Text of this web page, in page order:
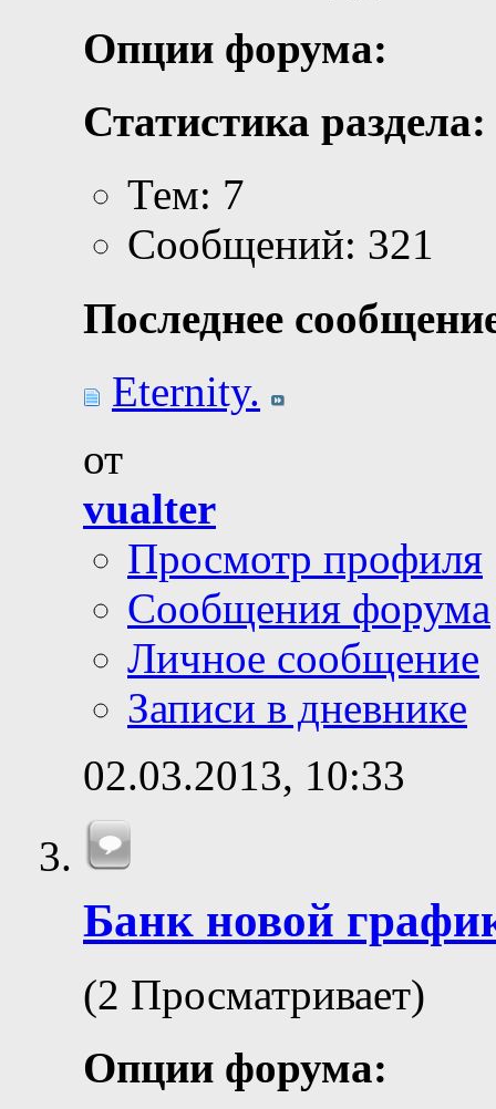
Опции форума:
Статистика раздела:
Тем: 7
Сообщений: 321
Последнее
Eternity.
от
vualter
Просмотр профиля
Сообщения форума
Личное сообщение
Записи в дневнике
02.03.2013, 10:33
Банк новой
(2 Просматривает)
Опции форума: